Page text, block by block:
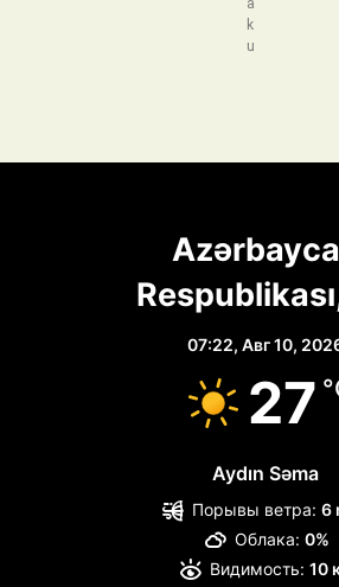
k
u
07:22, Авг 10,
27
Aydın Səma
Порывы ветра: 6
Облака: 0%
Видимость: 10